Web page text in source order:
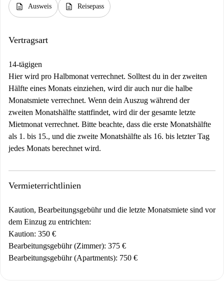
description Ausweis description Reisepass
Vertragsart
14-tägigen
Hier wird pro Halbmonat verrechnet. Solltest du in der zweiten
Hälfte eines Monats einziehen, wird dir auch nur die halbe
Monatsmiete verrechnet. Wenn dein Auszug während der
zweiten Monatshälfte stattfindet, wird dir der gesamte letzte
Mietmonat verrechnet. Bitte beachte, dass die erste Monatshälfte
als 1. bis 15., und die zweite Monatshälfte als 16. bis letzter Tag
jedes Monats berechnet wird.
Vermieterrichtlinien
Kaution, Bearbeitungsgebühr und die letzte Monatsmiete sind vor
dem Einzug zu entrichten:
Kaution: 350 €
Bearbeitungsgebühr (Zimmer): 375 €
Bearbeitungsgebühr (Apartments): 750 €